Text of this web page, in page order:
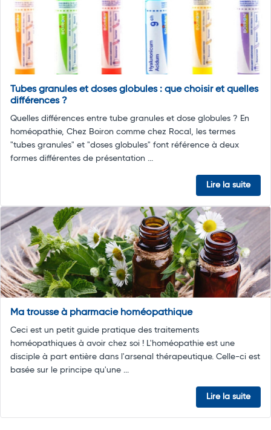
Tubes granules et doses globules : que choisir et quelles
différences ?
Quelles différences entre tube granules et dose globules ? En
homéopathie, Chez Boiron comme chez Rocal, les termes
"tubes granules" et "doses globules" font référence à deux
formes différentes de présentation ...
Lire la suite
Ma trousse à pharmacie homéopathique
Ceci est un petit guide pratique des traitements
homéopathiques à avoir chez soi ! L'homéopathie est une
disciple à part entière dans l'arsenal thérapeutique. Celle-ci est
basée sur le principe qu'une ...
Lire la suite